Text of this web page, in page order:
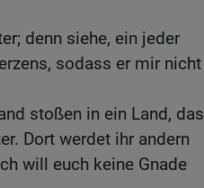
denn siehe, ein jeder
sodass er mir nicht
stoßen in ein Land, das
Dort werdet ihr andern
will euch keine Gnade